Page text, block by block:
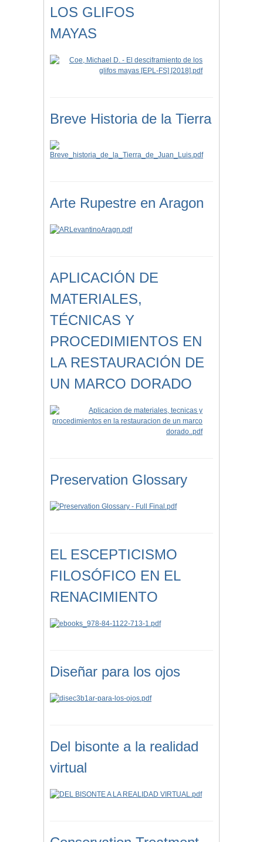
LOS GLIFOS
MAYAS
Breve Historia de la Tierra
Arte Rupestre en Aragon
APLICACIÓN DE
MATERIALES,
TÉCNICAS Y
PROCEDIMIENTOS EN
LA RESTAURACIÓN DE
UN MARCO DORADO
Preservation Glossary
EL ESCEPTICISMO
FILOSÓFICO EN EL
RENACIMIENTO
Diseñar para los ojos
Del bisonte a la realidad
virtual